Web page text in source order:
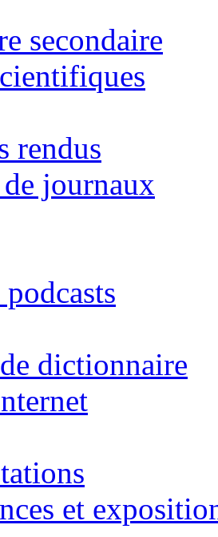
secondaire
rendus
journaux
dictionnaire
et